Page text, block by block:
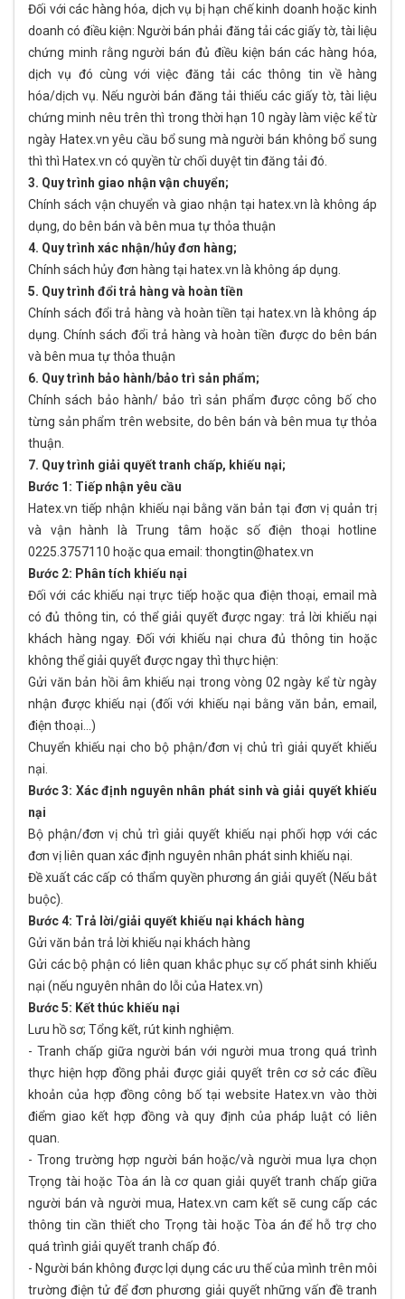
Đối với các hàng hóa, dịch vụ bị hạn chế kinh doanh hoặc kinh
doanh có điều kiện: Người bán phải đăng tải các giấy tờ, tài liệu
chứng minh rằng người bán đủ điều kiện bán các hàng hóa,
dịch vụ đó cùng với việc đăng tải các thông tin về hàng
hóa/dịch vụ. Nếu người bán đăng tải thiếu các giấy tờ, tài liệu
chứng minh nêu trên thì trong thời hạn 10 ngày làm việc kể từ
ngày Hatex.vn yêu cầu bổ sung mà người bán không bổ sung
thì thì Hatex.vn có quyền từ chối duyệt tin đăng tải đó.
3. Quy trình giao nhận vận chuyển;
Chính sách vận chuyển và giao nhận tại hatex.vn là không áp
dụng, do bên bán và bên mua tự thỏa thuận
4. Quy trình xác nhận/hủy đơn hàng;
Chính sách hủy đơn hàng tại hatex.vn là không áp dụng.
5. Quy trình đổi trả hàng và hoàn tiền
Chính sách đổi trả hàng và hoàn tiền tại hatex.vn là không áp
dụng. Chính sách đổi trả hàng và hoàn tiền được do bên bán
và bên mua tự thỏa thuận
6. Quy trình bảo hành/bảo trì sản phẩm;
Chính sách bảo hành/ bảo trì sản phẩm được công bố cho
từng sản phẩm trên website, do bên bán và bên mua tự thỏa
thuận.
7. Quy trình giải quyết tranh chấp, khiếu nại;
Bước 1: Tiếp nhận yêu cầu
Hatex.vn tiếp nhận khiếu nại bằng văn bản tại đơn vị quản trị
và vận hành là Trung tâm hoặc số điện thoại hotline
0225.3757110 hoặc qua email: thongtin@hatex.vn
Bước 2: Phân tích khiếu nại
Đối với các khiếu nại trực tiếp hoặc qua điện thoại, email mà
có đủ thông tin, có thể giải quyết được ngay: trả lời khiếu nại
khách hàng ngay. Đối với khiếu nại chưa đủ thông tin hoặc
không thể giải quyết được ngay thì thực hiện:
Gửi văn bản hồi âm khiếu nại trong vòng 02 ngày kể từ ngày
nhận được khiếu nại (đối với khiếu nại bằng văn bản, email,
điện thoại…)
Chuyển khiếu nại cho bộ phận/đơn vị chủ trì giải quyết khiếu
nại.
Bước 3: Xác định nguyên nhân phát sinh và giải quyết khiếu
nại
Bộ phận/đơn vị chủ trì giải quyết khiếu nại phối hợp với các
đơn vị liên quan xác định nguyên nhân phát sinh khiếu nại.
Đề xuất các cấp có thẩm quyền phương án giải quyết (Nếu bắt
buộc).
Bước 4: Trả lời/giải quyết khiếu nại khách hàng
Gửi văn bản trả lời khiếu nại khách hàng
Gửi các bộ phận có liên quan khắc phục sự cố phát sinh khiếu
nại (nếu nguyên nhân do lỗi của Hatex.vn)
Bước 5: Kết thúc khiếu nại
Lưu hồ sơ; Tổng kết, rút kinh nghiệm.
- Tranh chấp giữa người bán với người mua trong quá trình
thực hiện hợp đồng phải được giải quyết trên cơ sở các điều
khoản của hợp đồng công bố tại website Hatex.vn vào thời
điểm giao kết hợp đồng và quy định của pháp luật có liên
quan.
- Trong trường hợp người bán hoặc/và người mua lựa chọn
Trọng tài hoặc Tòa án là cơ quan giải quyết tranh chấp giữa
người bán và người mua, Hatex.vn cam kết sẽ cung cấp các
thông tin cần thiết cho Trọng tài hoặc Tòa án để hỗ trợ cho
quá trình giải quyết tranh chấp đó.
- Người bán không được lợi dụng các ưu thế của mình trên môi
trường điện tử để đơn phương giải quyết những vấn đề tranh